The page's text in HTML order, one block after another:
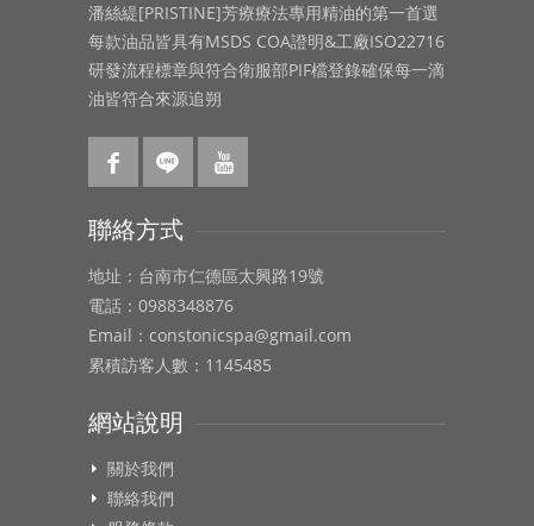
潘絲緹[PRISTINE]芳療療法專用精油的第一首選
每款油品皆具有MSDS COA證明&工廠ISO22716
研發流程標章與符合衛服部PIF檔登錄確保每一滴
油皆符合來源追朔
聯絡方式
地址：台南市仁德區太興路19號
電話：0988348876
Email：constonicspa@gmail.com
累積訪客人數：1145485
網站說明
關於我們
聯絡我們